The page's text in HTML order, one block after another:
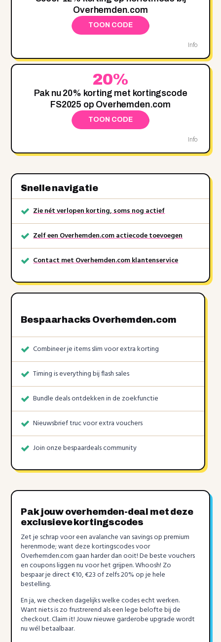
Overhemden.com
TOON CODE
Info
20%
Pak nu 20% korting met kortingscode
FS2025 op Overhemden.com
TOON CODE
Info
Snelle navigatie
Zie nét verlopen korting, soms nog actief
Zelf een Overhemden.com actiecode toevoegen
Contact met Overhemden.com klantenservice
Bespaarhacks Overhemden.com
Combineer je items slim voor extra korting
Timing is everything bij flash sales
Bundle deals ontdekken in de zoekfunctie
Nieuwsbrief truc voor extra vouchers
Join onze bespaardeals community
Pak jouw overhemden-deal met deze
exclusieve kortingscodes
Zet je schrap voor een avalanche van savings op premium
herenmode; want deze kortingscodes voor
Overhemden.com gaan harder dan ooit! De beste vouchers
en coupons liggen nu voor het grijpen. Whoosh! Zo
bespaar je direct €10, €23 of zelfs 20% op je hele
bestelling.
En ja, we checken dagelijks welke codes echt werken.
Want niets is zo frustrerend als een lege belofte bij de
checkout. Claim it! Jouw nieuwe garderobe upgrade wordt
nu wél betaalbaar.